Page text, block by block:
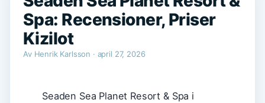
Spa: Recensioner, Priser
Kizilot
Av Henrik Karlsson · april 27, 2026
Seaden Sea Planet Resort & Spa i